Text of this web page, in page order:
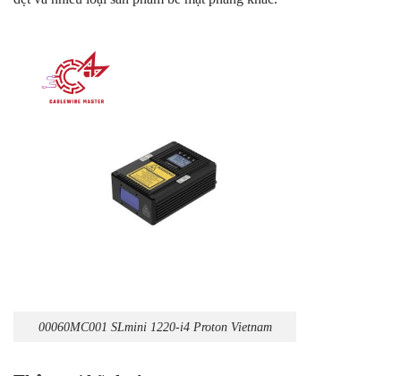
00060MC001 SLmini 1220-i4 Proton Vietnam